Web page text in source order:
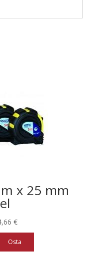
x 25 mm
€
€
Osta